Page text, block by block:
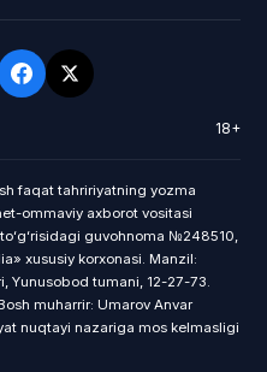
18+
faqat tahririyatning yozma
ommaviy axborot vositasi
guvohnoma №248510,
xususiy korxonasi. Manzil:
Yunusobod tumani, 12-27-73.
muharrir: Umarov Anvar
nuqtayi nazariga mos kelmasligi